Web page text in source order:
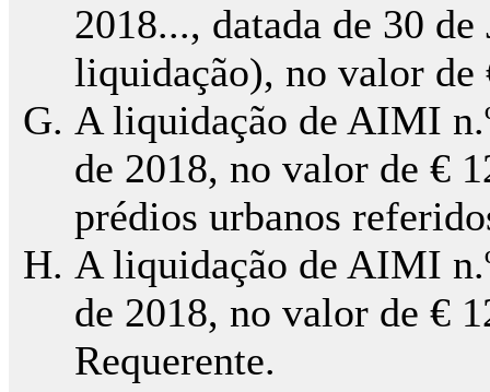
2018..., datada de 30
liquidação), no valor de
A liquidação de AIMI
de 2018, no valor de €
prédios urbanos
A liquidação de AIMI
de 2018, no valor de €
Requerente.